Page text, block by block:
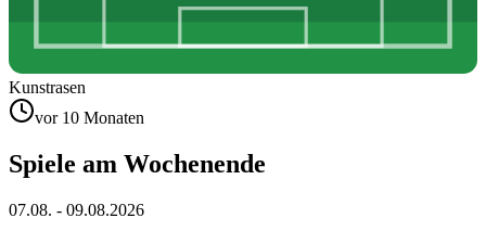
Kunstrasen
vor 10 Monaten
Spiele am Wochenende
07.08. - 09.08.2026